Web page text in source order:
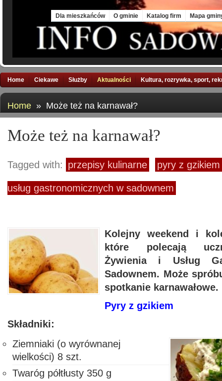
Dla mieszkańców O gminie Katalog firm Mapa
Home Ciekawe Służby Aktualności Kultura, rozrywka, sport,
Home » Może też na karnawał?
Może też na karnawał?
Tagged with: przepisy kulinarne pyry z gzikiem
usług gastronomicznych w sadownem
Kolejny weekend i
które polecają
Żywienia i Usług
Sadownem. Może
spotkanie karnawałowe.
Pyry z gzikiem
Składniki:
Ziemniaki (o wyrównanej
wielkości) 8 szt.
Twaróg półtłusty 350 g